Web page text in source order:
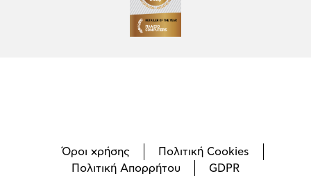
Όροι χρήσης
Πολιτική Cookies
Πολιτική Απορρήτου
GDPR